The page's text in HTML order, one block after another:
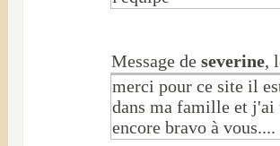
Message de severine,
merci pour ce site il
dans ma famille et j'ai
encore bravo à vous....